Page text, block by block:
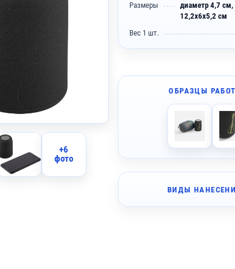
+6
фото
Размеры
диаметр 4,7
12,2х6х5,2 см
Вес 1 шт.
ВИДЫ
ОБРАЗЦЫ